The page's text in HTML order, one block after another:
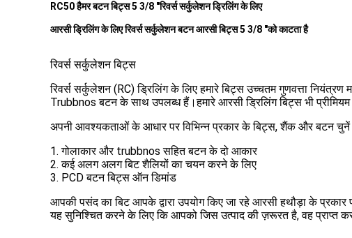
RC50 हैमर बटन बिट्स 5 3/8 "रिवर्स सर्कुलेशन ड्रिलिंग के लिए
आरसी ड्रिलिंग के लिए रिवर्स सर्कुलेशन बटन आरसी बिट्स 5 3/8 "को काटता है
रिवर्स सर्कुलेशन बिट्स
रिवर्स सर्कुलेशन (RC) ड्रिलिंग के लिए हमारे बिट्स उच्चतम गुणवत्ता
Trubbnos बटन के साथ उपलब्ध हैं।हमारे आरसी ड्रिलिंग बिट्स भी
अपनी आवश्यकताओं के आधार पर विभिन्न प्रकार के बिट्स, शैंक और बटन
1. गोलाकार और trubbnos सहित बटन के दो आकार
2. कई अलग अलग बिट शैलियों का चयन करने के लिए
3. PCD बटन बिट्स ऑन डिमांड
आपकी पसंद का बिट आपके द्वारा उपयोग किए जा रहे आरसी हथौड़ा के प्रकार
यह सुनिश्चित करने के लिए कि आपको जिस उत्पाद की ज़रूरत है, वह प्राप्त